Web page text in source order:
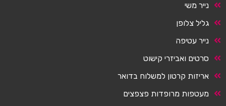
נייר משי
גליל צלופן
נייר עטיפה
סרטים ואביזרי קישוט
אריזות קרטון למשלוח בדואר
מעטפות מרופדות פצפצים